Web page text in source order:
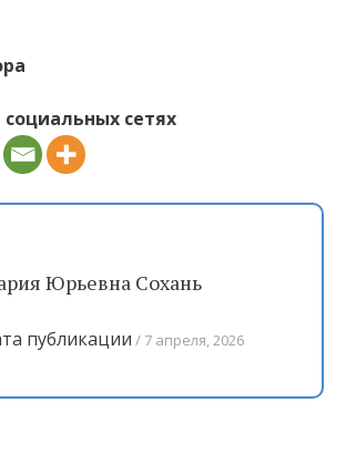
сетях
Юрьевна Сохань
публикации 7 апреля, 2026